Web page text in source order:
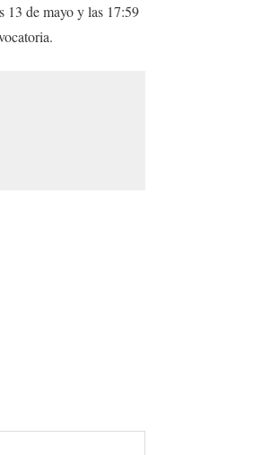
13 de mayo y las 17:59